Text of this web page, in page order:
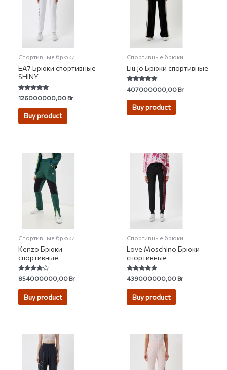
Спортивные брюки
EA7 Брюки спортивные
SHINY
Rated
5.00
out of 5
126000000,00Br
Buy product
Спортивные брюки
Liu Jo Брюки спортивные
Rated
4.89
out of 5
407000000,00Br
Buy product
Спортивные брюки
Kenzo Брюки
спортивные
Rated
4.00
out of 5
854000000,00Br
Buy product
Спортивные брюки
Love Moschino Брюки
спортивные
Rated
5.00
out of 5
439000000,00Br
Buy product